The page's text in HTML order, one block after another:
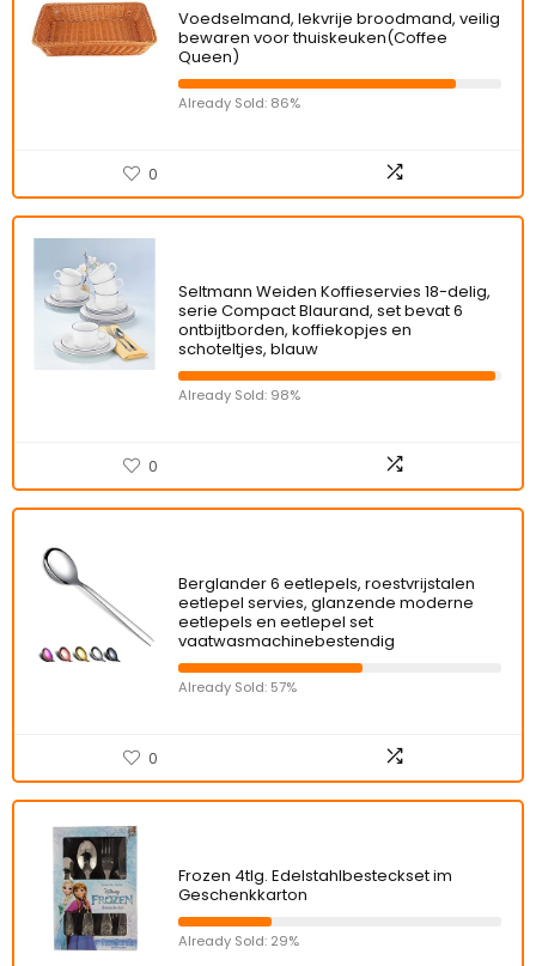
Voedselmand, lekvrije broodmand, veilig
bewaren voor thuiskeuken(Coffee
Queen)
Already Sold: 86%
0
Seltmann Weiden Koffieservies 18-delig,
serie Compact Blaurand, set bevat 6
ontbijtborden, koffiekopjes en
schoteltjes, blauw
Already Sold: 98%
0
Berglander 6 eetlepels, roestvrijstalen
eetlepel servies, glanzende moderne
eetlepels en eetlepel set
vaatwasmachinebestendig
Already Sold: 57%
0
Frozen 4tlg. Edelstahlbesteckset im
Geschenkkarton
Already Sold: 29%